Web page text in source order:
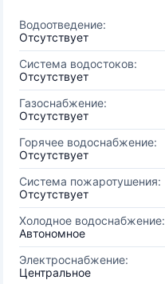
Водоотведение:
Отсутствует
Система водостоков:
Отсутствует
Газоснабжение:
Отсутствует
Горячее водоснабжение:
Отсутствует
Система пожаротушения:
Отсутствует
Холодное водоснабжение:
Автономное
Электроснабжение:
Центральное